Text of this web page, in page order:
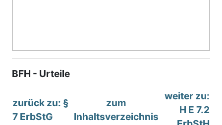
BFH - Urteile
zurück zu: §
7 ErbStG
zum
Inhaltsverzeichnis
weiter zu:
H E 7.2